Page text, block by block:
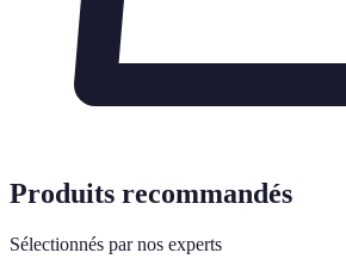
Produits recommandés
Sélectionnés par nos experts